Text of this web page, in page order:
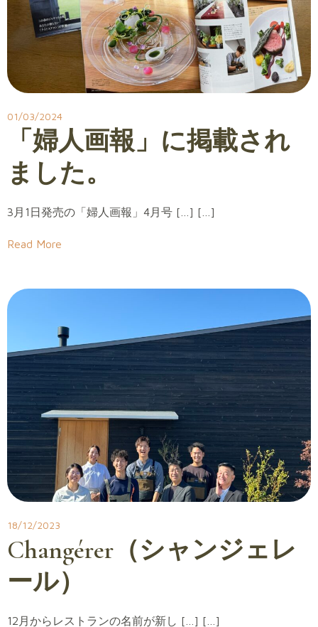
01/03/2024
「婦人画報」に掲載され
ました。
3月1日発売の「婦人画報」4月号 […] […]
Read More
18/12/2023
Changérer（シャンジェレ
ール）
12月からレストランの名前が新し […] […]